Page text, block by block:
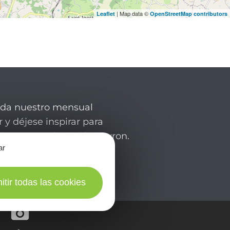
Leaflet | Map data © OpenStreetMap contributors
nuestro mensual
y déjese inspirar para
su estancia en el Aveyron.
todas las cookies